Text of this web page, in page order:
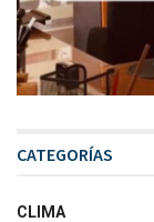
CATEGORÍAS
CLIMA